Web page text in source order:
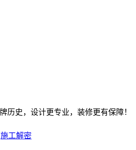
施工解密